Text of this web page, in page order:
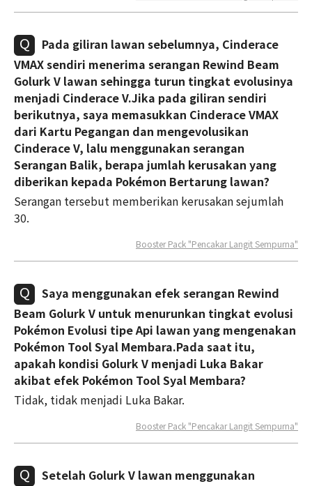
Pada giliran lawan sebelumnya, Cinderace
VMAX sendiri menerima serangan Rewind Beam
Golurk V lawan sehingga turun tingkat evolusinya
menjadi Cinderace V.Jika pada giliran sendiri
berikutnya, saya memasukkan Cinderace VMAX
dari Kartu Pegangan dan mengevolusikan
Cinderace V, lalu menggunakan serangan
Serangan Balik, berapa jumlah kerusakan yang
diberikan kepada Pokémon Bertarung lawan?
Serangan tersebut memberikan kerusakan sejumlah
30.
Booster Pack "Pencakar Langit Sempurna"
Saya menggunakan efek serangan Rewind
Beam Golurk V untuk menurunkan tingkat evolusi
Pokémon Evolusi tipe Api lawan yang mengenakan
Pokémon Tool Syal Membara.Pada saat itu,
apakah kondisi Golurk V menjadi Luka Bakar
akibat efek Pokémon Tool Syal Membara?
Tidak, tidak menjadi Luka Bakar.
Booster Pack "Pencakar Langit Sempurna"
Setelah Golurk V lawan menggunakan